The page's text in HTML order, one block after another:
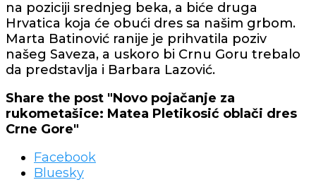
na poziciji srednjeg beka, a biće druga
Hrvatica koja će obući dres sa našim grbom.
Marta Batinović ranije je prihvatila poziv
našeg Saveza, a uskoro bi Crnu Goru trebalo
da predstavlja i Barbara Lazović.
Share the post "Novo pojačanje za
rukometašice: Matea Pletikosić oblači dres
Crne Gore"
Facebook
Bluesky